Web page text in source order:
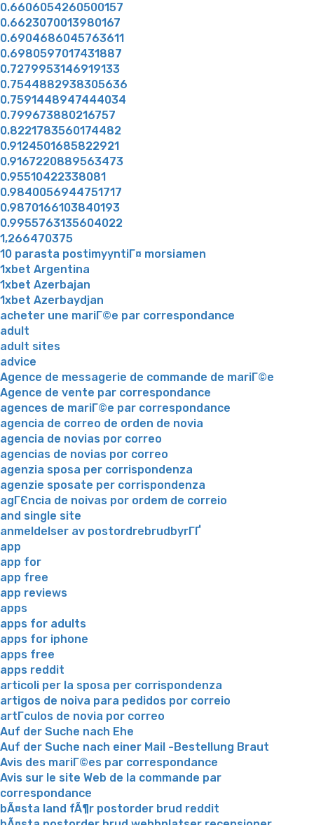
0.6606054260500157
0.6623070013980167
0.6904686045763611
0.6980597017431887
0.7279953146919133
0.7544882938305636
0.7591448947444034
0.799673880216757
0.8221783560174482
0.9124501685822921
0.9167220889563473
0.95510422338081
0.9840056944751717
0.9870166103840193
0.9955763135604022
1,266470375
10 parasta postimyyntiГ¤ morsiamen
1xbet Argentina
1xbet Azerbajan
1xbet Azerbaydjan
acheter une mariГ©e par correspondance
adult
adult sites
advice
Agence de messagerie de commande de mariГ©e
Agence de vente par correspondance
agences de mariГ©e par correspondance
agencia de correo de orden de novia
agencia de novias por correo
agencias de novias por correo
agenzia sposa per corrispondenza
agenzie sposate per corrispondenza
agГЄncia de noivas por ordem de correio
and single site
anmeldelser av postordrebrudbyrГҐ
app
app for
app free
app reviews
apps
apps for adults
apps for iphone
apps free
apps reddit
articoli per la sposa per corrispondenza
artigos de noiva para pedidos por correio
artГ­culos de novia por correo
Auf der Suche nach Ehe
Auf der Suche nach einer Mail -Bestellung Braut
Avis des mariГ©es par correspondance
Avis sur le site Web de la commande par
correspondance
bÃ¤sta land fÃ¶r postorder brud reddit